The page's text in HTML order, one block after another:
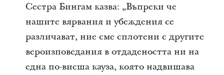
Сестра Бингам казва: „Въпреки че
нашите вярвания и убеждения се
различават, ние сме сплотени с другите
вероизповедания в отдадеността ни на
една по-висша кауза, която надвишава